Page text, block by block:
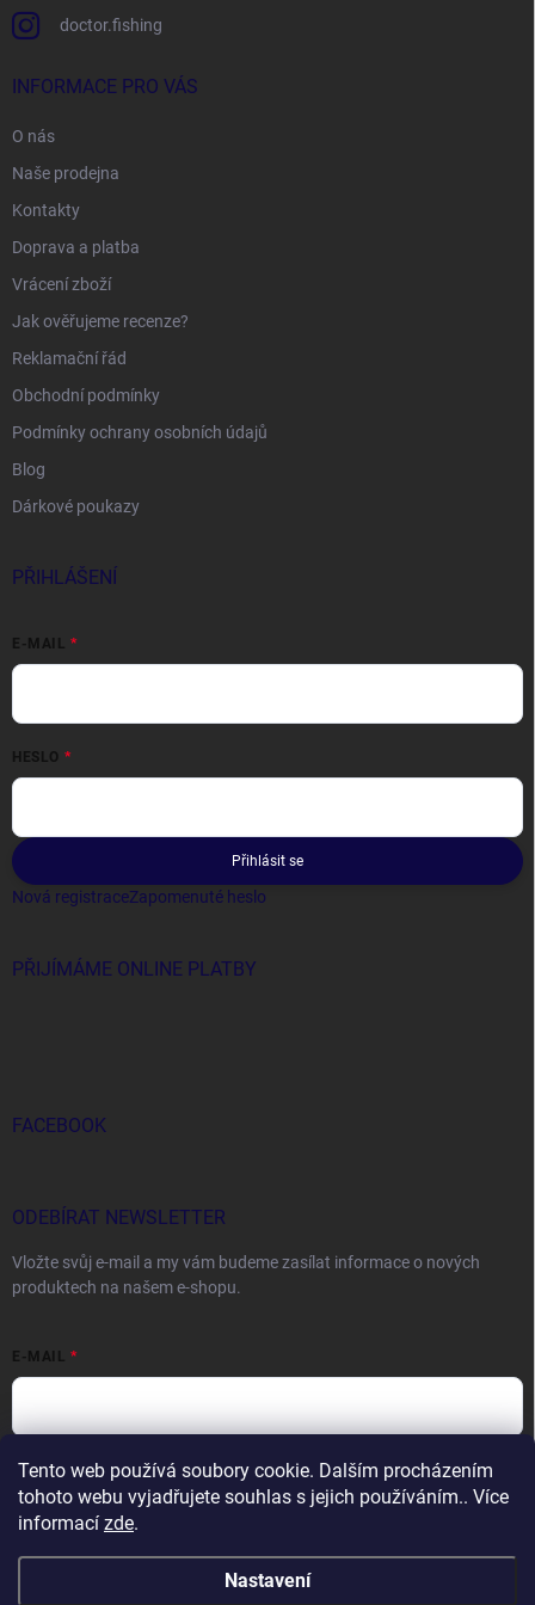
Tento web používá soubory cookie. Dalším procházením
tohoto webu vyjadřujete souhlas s jejich používáním.. Více
informací zde.
Nastavení
doctor.fishing
INFORMACE PRO VÁS
O nás
Naše prodejna
Kontakty
Doprava a platba
Vrácení zboží
Jak ověřujeme recenze?
Reklamační řád
Obchodní podmínky
Podmínky ochrany osobních údajů
Blog
Dárkové poukazy
PŘIHLÁŠENÍ
E-MAIL
HESLO
Přihlásit se
Nová registraceZapomenuté heslo
PŘIJÍMÁME ONLINE PLATBY
FACEBOOK
ODEBÍRAT NEWSLETTER
Vložte svůj e-mail a my vám budeme zasílat informace o nových
produktech na našem e-shopu.
E-MAIL
Vložením e-mailu souhlasíte spodmínkami ochrany osobních údajů
Přihlásit se